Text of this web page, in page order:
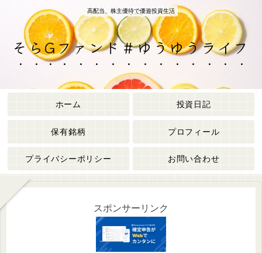
高配当、株主優待で優遊投資生活
そらGファンド＃ゆうゆうライフ
ホーム 投資日記
保有銘柄 プロフィール
プライバシーポリシー お問い合わせ
スポンサーリンク